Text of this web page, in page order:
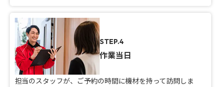
STEP.4
作業当日
担当のスタッフが、ご予約の時間に機材を持って訪問しま